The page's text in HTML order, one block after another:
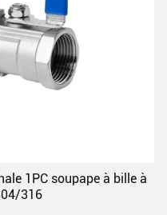
1PC soupape à bille à
316